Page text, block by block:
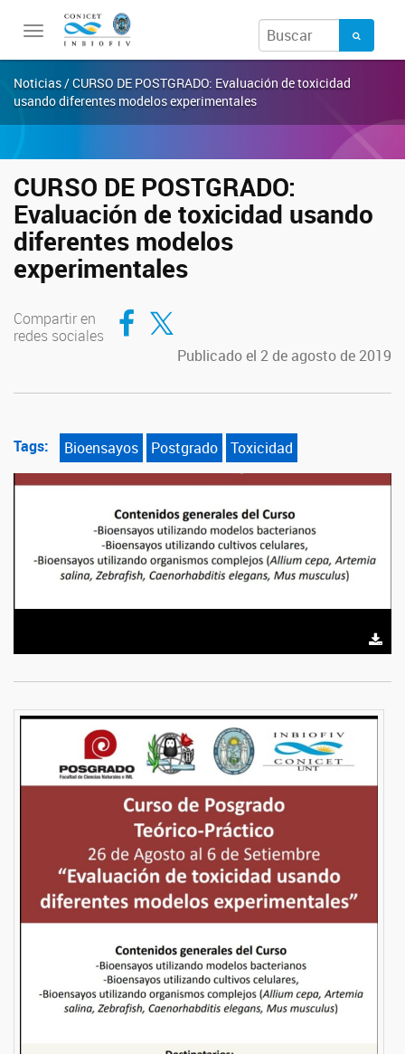
Toggle
navigation
Noticias / CURSO DE POSTGRADO: Evaluación de toxicidad
usando diferentes modelos experimentales
CURSO DE POSTGRADO:
Evaluación de toxicidad usando
diferentes modelos
experimentales
Compartir en
redes sociales
Compartir en Facebook
Compartir en Twitter
Publicado el 2 de agosto de 2019
Tags: Bioensayos Postgrado Toxicidad